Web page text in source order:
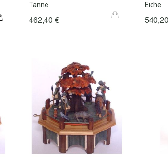
Tanne
462,40 €
Eiche